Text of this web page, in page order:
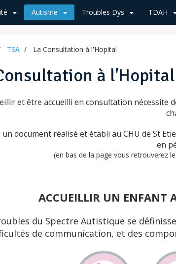
Autisme Troubles Dys TDAH
TSA La Consultation à l'Hopital
à l'Hopital
et être accueilli en consultation nécessite
un document réalisé et établi au CHU de St
en
(en bas de la page vous retrouverez
ACCUEILLIR UN ENFANT
du Spectre Autistique se
de communication, et des